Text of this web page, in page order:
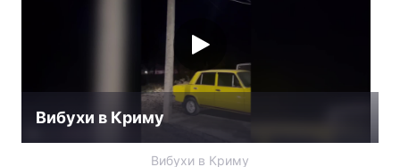
Вибухи в Криму
Вибухи в Криму